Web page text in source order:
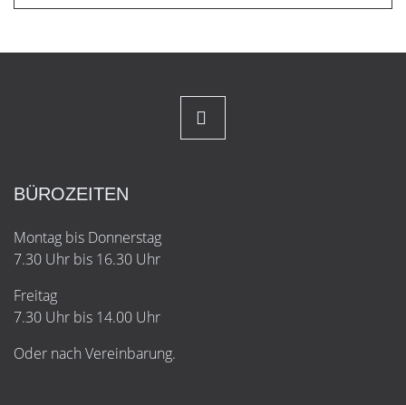
BÜROZEITEN
Montag bis Donnerstag
7.30 Uhr bis 16.30 Uhr
Freitag
7.30 Uhr bis 14.00 Uhr
Oder nach Vereinbarung.